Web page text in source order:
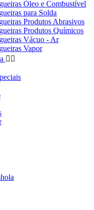
Óleo e Combustível
para Solda
Produtos Abrasivos
Produtos Químicos
Vácuo - Ar
Vapor
 